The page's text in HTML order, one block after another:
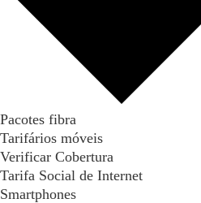
Pacotes fibra
Tarifários móveis
Verificar Cobertura
Tarifa Social de Internet
Smartphones